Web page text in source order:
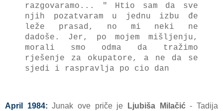
razgovaramo... " Htio sam da sve
njih pozatvaram u jednu izbu đe
leže prasad, no mi neki ne
dadoše. Jer, po mojem mišljenju,
morali smo odma da tražimo
rješenje za okupatore, a ne da se
sjedi i raspravlja po cio dan
April 1984: Junak ove priče je Ljubiša Milačić- Tadija